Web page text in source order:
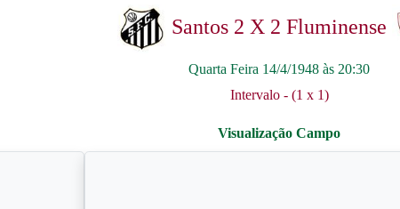
Santos 2 X 2 Fluminense
Quarta Feira 14/4/1948 às 20:30
Intervalo - (1 x 1)